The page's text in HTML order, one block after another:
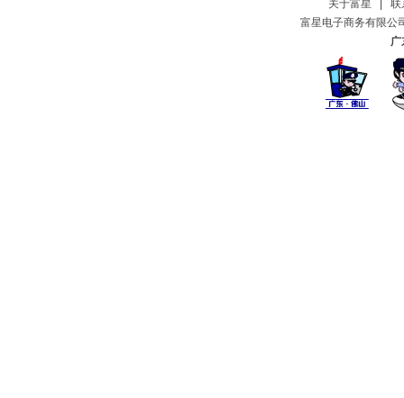
关于富星
联
富星电子商务有限公